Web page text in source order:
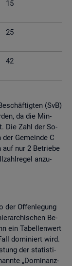
15
25
42
(SvB)
da die Min­
Die Zahl der So­
Ge­mein­de C
nur 2 Be­trie­be
an­zu­
der Of­fen­le­gung
Be­
ein Ta­bel­len­wert
do­mi­niert wird.
der sta­tis­ti­
„Do­mi­nanz­